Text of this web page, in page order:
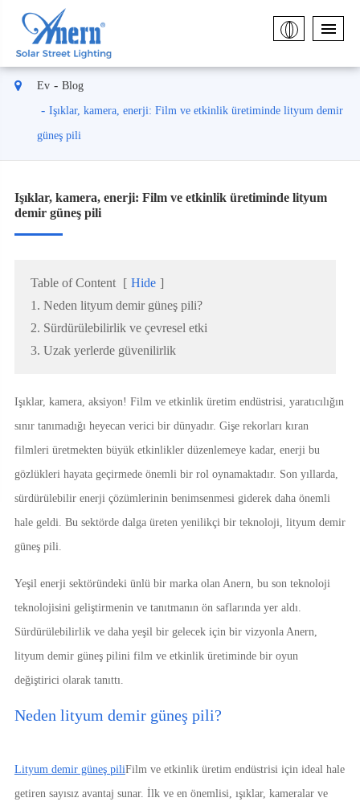
Ev Blog
Işıklar, kamera, enerji: Film ve etkinlik üretiminde lityum demir
güneş pili
Işıklar, kamera, enerji: Film ve etkinlik üretiminde lityum
demir güneş pili
Table of Content [ Hide ]
1. Neden lityum demir güneş pili?
2. Sürdürülebilirlik ve çevresel etki
3. Uzak yerlerde güvenilirlik
Işıklar, kamera, aksiyon! Film ve etkinlik üretim endüstrisi, yaratıcılığın
sınır tanımadığı heyecan verici bir dünyadır. Gişe rekorları kıran
filmleri üretmekten büyük etkinlikler düzenlemeye kadar, enerji bu
gözlükleri hayata geçirmede önemli bir rol oynamaktadır. Son yıllarda,
sürdürülebilir enerji çözümlerinin benimsenmesi giderek daha önemli
hale geldi. Bu sektörde dalga üreten yenilikçi bir teknoloji, lityum demir
güneş pili.
Yeşil enerji sektöründeki ünlü bir marka olan Anern, bu son teknoloji
teknolojisini geliştirmenin ve tanıtmanın ön saflarında yer aldı.
Sürdürülebilirlik ve daha yeşil bir gelecek için bir vizyonla Anern,
lityum demir güneş pilini film ve etkinlik üretiminde bir oyun
değiştirici olarak tanıttı.
Neden lityum demir güneş pili?
Lityum demir güneş piliFilm ve etkinlik üretim endüstrisi için ideal hale
getiren sayısız avantaj sunar. İlk ve en önemlisi, ışıklar, kameralar ve